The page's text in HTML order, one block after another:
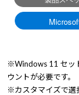
※Windows 11 セッ
ウントが必要です。
※カスタマイズで選